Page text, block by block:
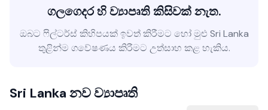
ගලගෙදර හි ව්‍යාපෘති කිසිවක් නැත.
ඔබට ෆිල්ටර්ස් කිහිපයක් ඉවත් කිරීමට හෝ මුළු Sri Lanka
තුළින්ම ගවේෂණය කිරීමට උත්සාහ කළ හැකිය.
Sri Lanka නව ව්‍යාපෘති